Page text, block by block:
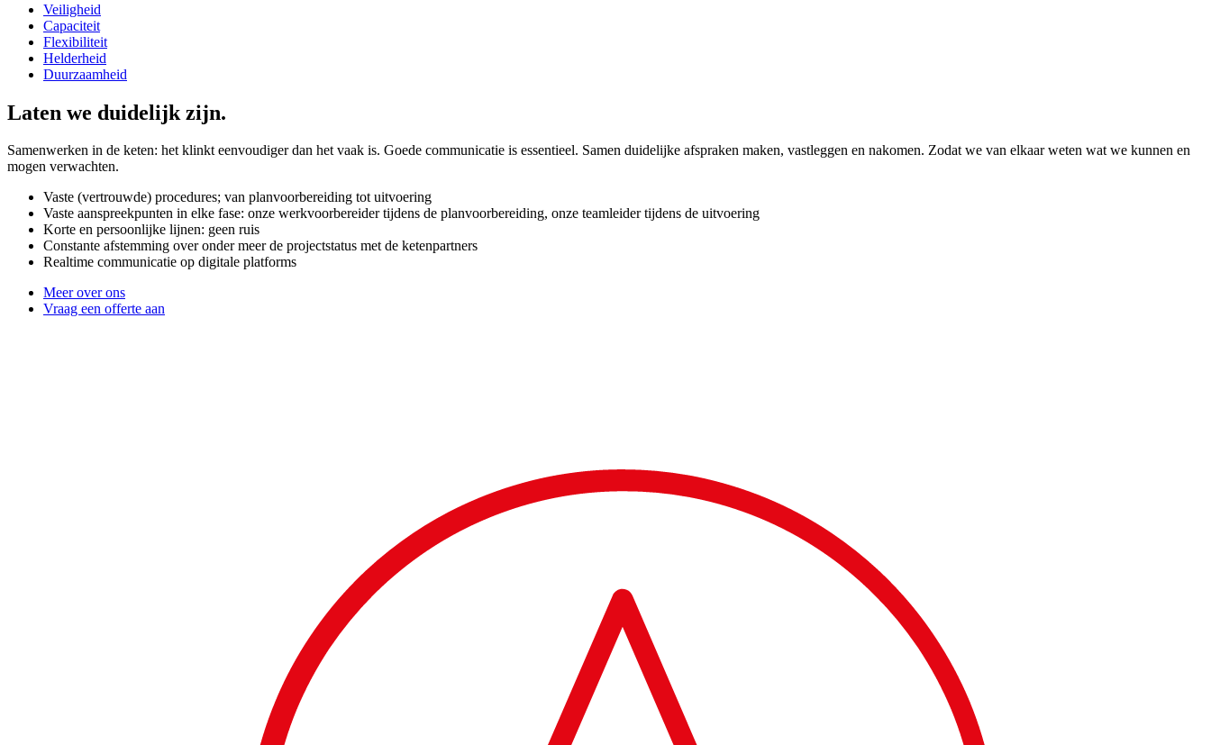
Veiligheid
Capaciteit
Flexibiliteit
Helderheid
Duurzaamheid
Laten we duidelijk zijn.
Samenwerken in de keten: het klinkt eenvoudiger dan het vaak is. Goede communicatie is essentieel. Samen duidelijke afspraken maken, vastleggen en nakomen. Zodat we van elkaar weten wat we kunnen en
mogen verwachten.
Vaste (vertrouwde) procedures; van planvoorbereiding tot uitvoering
Vaste aanspreekpunten in elke fase: onze werkvoorbereider tijdens de planvoorbereiding, onze teamleider tijdens de uitvoering
Korte en persoonlijke lijnen: geen ruis
Constante afstemming over onder meer de projectstatus met de ketenpartners
Realtime communicatie op digitale platforms
Meer over ons
Vraag een offerte aan